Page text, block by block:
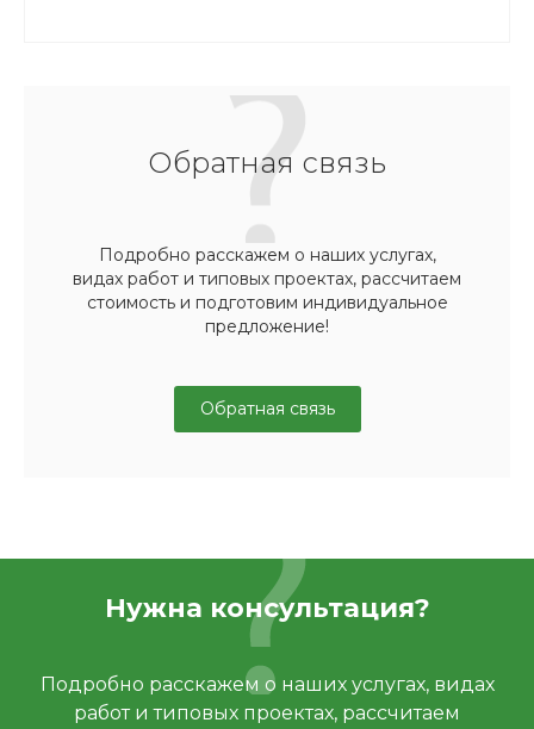
Обратная связь
Подробно расскажем о наших услугах,
видах работ и типовых проектах, рассчитаем
стоимость и подготовим индивидуальное
предложение!
Обратная связь
Нужна консультация?
Подробно расскажем о наших услугах, видах
работ и типовых проектах, рассчитаем